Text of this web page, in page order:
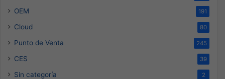
OEM 191
Cloud 80
Punto de Venta 245
CES 39
Sin categoría 2